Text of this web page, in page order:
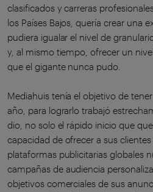
clasificados y carreras
los Países Bajos, quería crear una
pudiera igualar el nivel de
y, al mismo tiempo, ofrecer un
que el gigante nunca pudo.
Mediahuis tenía el objetivo de
año, para lograrlo trabajó
dio, no solo el rápido inicio que
capacidad de ofrecer a sus
plataformas publicitarias globales
campañas de audiencia
objetivos comerciales de sus